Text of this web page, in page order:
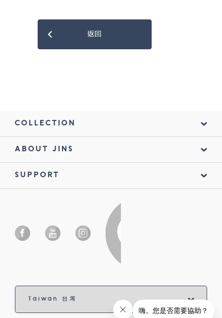
返回
COLLECTION
ABOUT JINS
SUPPORT